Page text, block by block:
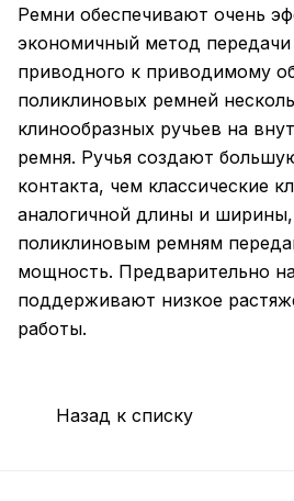
Ремни обеспечивают очень
экономичный метод передачи
приводного к приводимому
поликлиновых ремней
клинообразных ручьев на
ремня. Ручья создают
контакта, чем классические
аналогичной длины и ширины,
поликлиновым ремням
мощность. Предварительно
поддерживают низкое
работы.
Назад к списку